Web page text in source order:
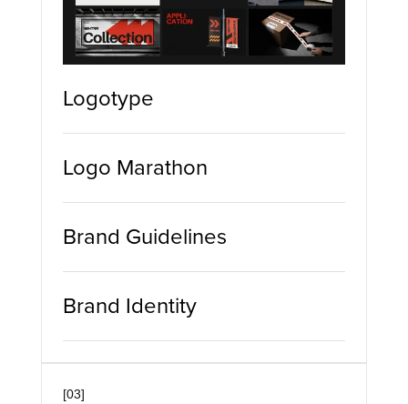
Logotype
Logo Marathon
Brand Guidelines
Brand Identity
[03]